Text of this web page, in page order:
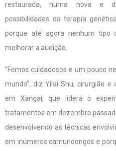
restaurada, numa nova e
possibilidades da terapia
porque até agora nenhum tipo
melhorar a audição.
“Fomos cuidadosos e um pouco
mundo”, diz Yilai Shu, cirurgião e
em Xangai, que lidera o
tratamentos em dezembro
desenvolvendo as técnicas
em inúmeros camundongos e